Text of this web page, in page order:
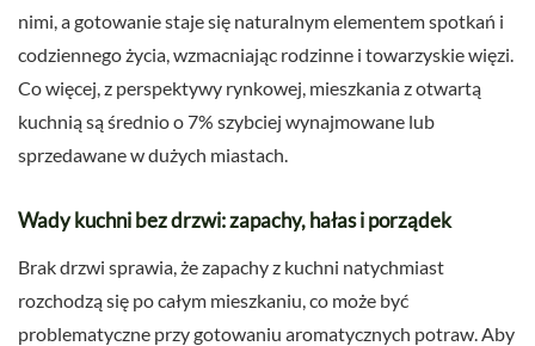
nimi, a gotowanie staje się naturalnym elementem spotkań i
codziennego życia, wzmacniając rodzinne i towarzyskie więzi.
Co więcej, z perspektywy rynkowej, mieszkania z otwartą
kuchnią są średnio o 7% szybciej wynajmowane lub
sprzedawane w dużych miastach.
Wady kuchni bez drzwi: zapachy, hałas i porządek
Brak drzwi sprawia, że zapachy z kuchni natychmiast
rozchodzą się po całym mieszkaniu, co może być
problematyczne przy gotowaniu aromatycznych potraw. Aby